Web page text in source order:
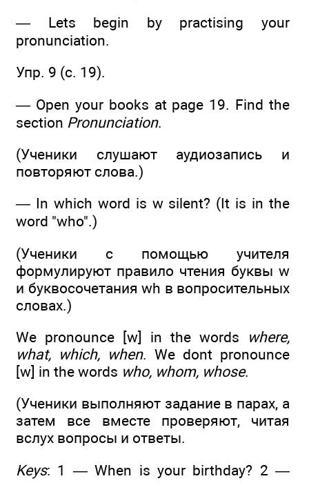
— Lets begin by practising your
pronunciation.
Упр. 9 (c. 19).
— Open your books at page 19. Find the
section Pronunciation.
(Ученики слушают аудиозапись и
повторяют слова.)
— In which word is w silent? (It is in the
word "who".)
(Ученики с помощью учителя
формулируют правило чтения буквы w
и буквосочетания wh в вопросительных
словах.)
We pronounce [w] in the words
where,
what, which, when. We dont pronounce
[w] in the words who, whom, whose.
(Ученики выполняют задание в парах, а
затем все вместе проверяют, читая
вслух вопросы и ответы.
Keys: 1 — When is your birthday? 2 —